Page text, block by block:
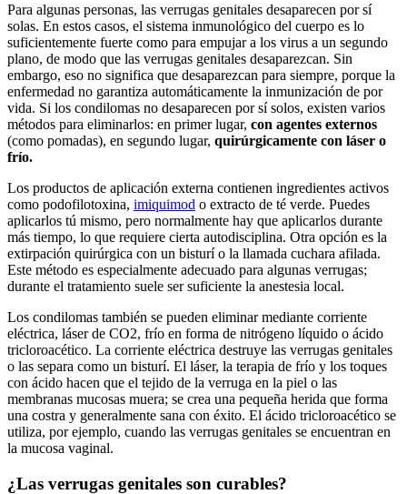
Para algunas personas, las verrugas genitales desaparecen por sí
solas. En estos casos, el sistema inmunológico del cuerpo es lo
suficientemente fuerte como para empujar a los virus a un segundo
plano, de modo que las verrugas genitales desaparezcan. Sin
embargo, eso no significa que desaparezcan para siempre, porque la
enfermedad no garantiza automáticamente la inmunización de por
vida. Si los condilomas no desaparecen por sí solos, existen varios
métodos para eliminarlos: en primer lugar, con agentes externos
(como pomadas), en segundo lugar, quirúrgicamente con láser o
frío.
Los productos de aplicación externa contienen ingredientes activos
como podofilotoxina, imiquimod o extracto de té verde. Puedes
aplicarlos tú mismo, pero normalmente hay que aplicarlos durante
más tiempo, lo que requiere cierta autodisciplina. Otra opción es la
extirpación quirúrgica con un bisturí o la llamada cuchara afilada.
Este método es especialmente adecuado para algunas verrugas;
durante el tratamiento suele ser suficiente la anestesia local.
Los condilomas también se pueden eliminar mediante corriente
eléctrica, láser de CO2, frío en forma de nitrógeno líquido o ácido
tricloroacético. La corriente eléctrica destruye las verrugas genitales
o las separa como un bisturí. El láser, la terapia de frío y los toques
con ácido hacen que el tejido de la verruga en la piel o las
membranas mucosas muera; se crea una pequeña herida que forma
una costra y generalmente sana con éxito. El ácido tricloroacético se
utiliza, por ejemplo, cuando las verrugas genitales se encuentran en
la mucosa vaginal.
¿Las verrugas genitales son curables?